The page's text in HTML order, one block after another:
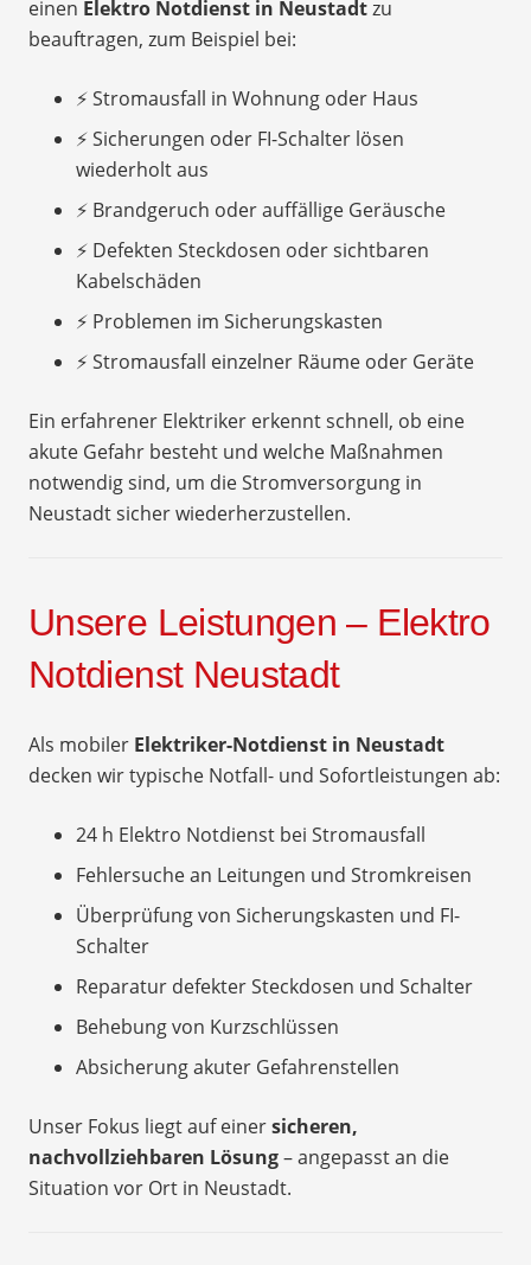
einen Elektro Notdienst in Neustadtzu
beauftragen, zum Beispiel bei:
⚡ Stromausfall in Wohnung oder Haus
⚡ Sicherungen oder FI-Schalter lösen
wiederholt aus
⚡ Brandgeruch oder auffällige Geräusche
⚡ Defekten Steckdosen oder sichtbaren
Kabelschäden
⚡ Problemen im Sicherungskasten
⚡ Stromausfall einzelner Räume oder Geräte
Ein erfahrener Elektriker erkennt schnell, ob eine
akute Gefahr besteht und welche Maßnahmen
notwendig sind, um die Stromversorgung in
Neustadt sicher wiederherzustellen.
Unsere Leistungen – Elektro
Notdienst Neustadt
Als mobiler Elektriker-Notdienst in Neustadt
decken wir typische Notfall- und Sofortleistungen ab:
24 h Elektro Notdienst bei Stromausfall
Fehlersuche an Leitungen und Stromkreisen
Überprüfung von Sicherungskasten und FI-
Schalter
Reparatur defekter Steckdosen und Schalter
Behebung von Kurzschlüssen
Absicherung akuter Gefahrenstellen
Unser Fokus liegt auf einersicheren,
nachvollziehbaren Lösung– angepasst an die
Situation vor Ort in Neustadt.